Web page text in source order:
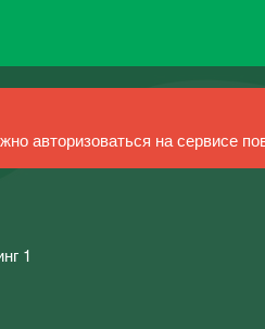
авторизоваться на сервисе
1